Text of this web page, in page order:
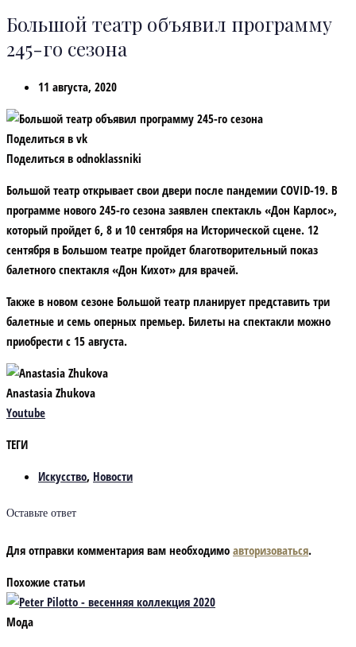
Большой театр объявил программу
245-го сезона
11 августа, 2020
Поделиться в vk
Поделиться в odnoklassniki
Большой театр открывает свои двери после пандемии COVID-19. В
программе нового 245-го сезона заявлен спектакль «Дон Карлос»,
который пройдет 6, 8 и 10 сентября на Исторической сцене. 12
сентября в Большом театре пройдет благотворительный показ
балетного спектакля «Дон Кихот» для врачей.
Также в новом сезоне Большой театр планирует представить три
балетные и семь оперных премьер. Билеты на спектакли можно
приобрести с 15 августа.
Anastasia Zhukova
Youtube
ТЕГИ
Искусство, Новости
Оставьте ответ
Для отправки комментария вам необходимо авторизоваться.
Похожие статьи
Мода